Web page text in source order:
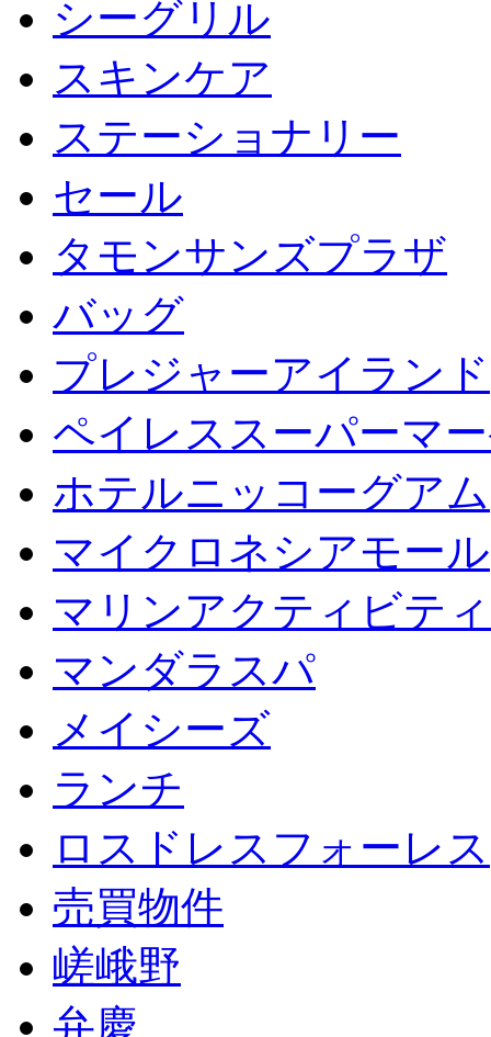
シーグリル
スキンケア
ステーショナリー
セール
タモンサンズプラザ
バッグ
プレジャーアイランド
ペイレススーパーマ
ホテルニッコーグアム
マイクロネシアモール
マリンアクティビティ
マンダラスパ
メイシーズ
ランチ
ロスドレスフォーレス
売買物件
嵯峨野
弁慶